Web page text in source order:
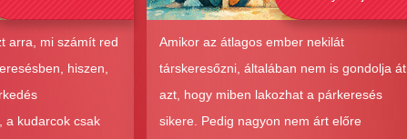
arra, mi számít red
hiszen,
a kudarcok csak
társkeresést is?
Amikor az átlagos ember nekilát
társkeresőzni, általában nem is gondolja át
azt, hogy miben lakozhat a párkeresés
sikere. Pedig nagyon nem árt előre